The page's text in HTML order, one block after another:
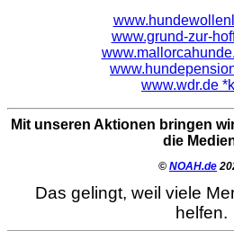
www.grund-zur-
www.wdr.de
Mit unseren Aktionen bringen
die
© NOAH.de
Das gelingt, weil viele
helfen.